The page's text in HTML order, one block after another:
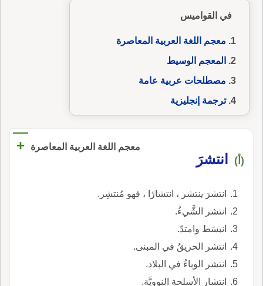
في القواميس
معجم اللغة العربية المعاصرة
المعجم الوسيط
مصطلحات عربية عامة
ترجمة إنجليزية
معجم اللغة العربية المعاصرة +
(أ) انتشرَ
انتشرَ ينتشر ، انتشارًا ، فهو مُنتشِر.
انتشر الشَّيءُ.
انبسَط وامتدّ.
انتشر الحريقُ في المبنى.
انتشر الوباءُ في البلاد.
انتشار الأسلحة النوويَّة.